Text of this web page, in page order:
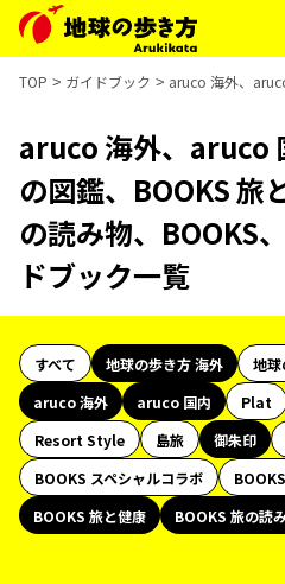
TOP ガイドブック aruco 海外、
aruco 海外、aruco
の図鑑、BOOKS 旅
の読み物、BOOKS
ドブック一覧
すべて 地球の歩き方 海外
地球
aruco 海外
aruco 国内 Plat
Resort Style
島旅 御朱印
BOOKS スペシャルコラボ
BOOKS 旅と健康
BOOKS 旅の読